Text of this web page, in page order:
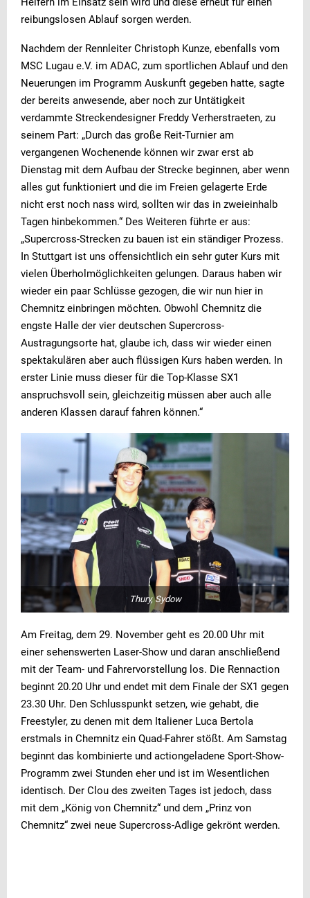
reibungslosen Ablauf sorgen werden.
Nachdem der Rennleiter Christoph Kunze, ebenfalls vom
MSC Lugau e.V. im ADAC, zum sportlichen Ablauf und den
Neuerungen im Programm Auskunft gegeben hatte, sagte
der bereits anwesende, aber noch zur Untätigkeit
verdammte Streckendesigner Freddy Verherstraeten, zu
seinem Part: „Durch das große Reit-Turnier am
vergangenen Wochenende können wir zwar erst ab
Dienstag mit dem Aufbau der Strecke beginnen, aber wenn
alles gut funktioniert und die im Freien gelagerte Erde
nicht erst noch nass wird, sollten wir das in zweieinhalb
Tagen hinbekommen.“ Des Weiteren führte er aus:
„Supercross-Strecken zu bauen ist ein ständiger Prozess.
In Stuttgart ist uns offensichtlich ein sehr guter Kurs mit
vielen Überholmöglichkeiten gelungen. Daraus haben wir
wieder ein paar Schlüsse gezogen, die wir nun hier in
Chemnitz einbringen möchten. Obwohl Chemnitz die
engste Halle der vier deutschen Supercross-
Austragungsorte hat, glaube ich, dass wir wieder einen
spektakulären aber auch flüssigen Kurs haben werden. In
erster Linie muss dieser für die Top-Klasse SX1
anspruchsvoll sein, gleichzeitig müssen aber auch alle
anderen Klassen darauf fahren können.“
Thury, Sydow
Am Freitag, dem 29. November geht es 20.00 Uhr mit
einer sehenswerten Laser-Show und daran anschließend
mit der Team- und Fahrervorstellung los. Die Rennaction
beginnt 20.20 Uhr und endet mit dem Finale der SX1 gegen
23.30 Uhr. Den Schlusspunkt setzen, wie gehabt, die
Freestyler, zu denen mit dem Italiener Luca Bertola
erstmals in Chemnitz ein Quad-Fahrer stößt. Am Samstag
beginnt das kombinierte und actiongeladene Sport-Show-
Programm zwei Stunden eher und ist im Wesentlichen
identisch. Der Clou des zweiten Tages ist jedoch, dass
mit dem „König von Chemnitz“ und dem „Prinz von
Chemnitz“ zwei neue Supercross-Adlige gekrönt werden.